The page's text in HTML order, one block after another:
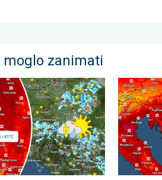
moglo zanimati
nestabilnije. Neznatno svežije uSunčano,